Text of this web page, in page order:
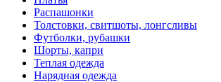
Распашонки
Толстовки, свитшоты, лонгсливы
Футболки, рубашки
Шорты, капри
Теплая одежда
Нарядная одежда